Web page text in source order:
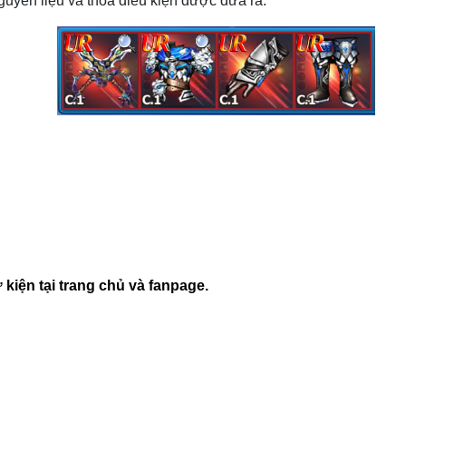
tại trang chủ và fanpage.